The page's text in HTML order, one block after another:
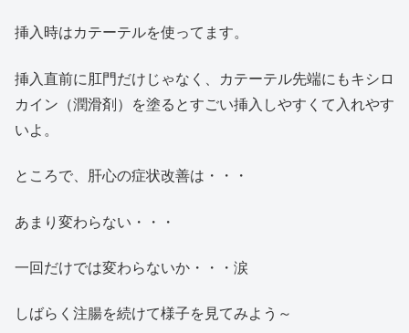
挿入時はカテーテルを使ってます。
挿入直前に肛門だけじゃなく、カテーテル先端にもキシロ
カイン（潤滑剤）を塗るとすごい挿入しやすくて入れやす
いよ。
ところで、肝心の症状改善は・・・
あまり変わらない・・・
一回だけでは変わらないか・・・涙
しばらく注腸を続けて様子を見てみよう～